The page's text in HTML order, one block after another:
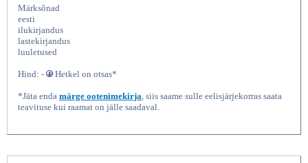
Märksõnad
eesti
ilukirjandus
lastekirjandus
luuletused
Hind: - Hetkel on otsas*
*Jäta enda märge ootenimekirja, siis saame sulle eelisjärjekorras saata
teavituse kui raamat on jälle saadaval.